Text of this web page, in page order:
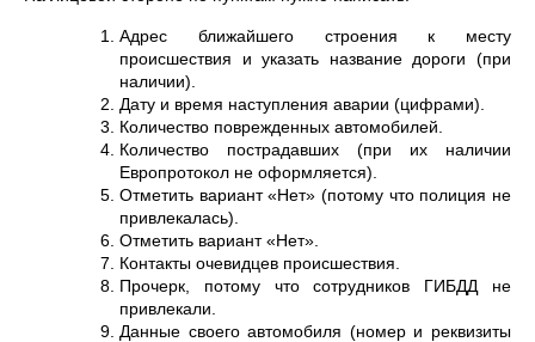
Адрес ближайшего строения к месту
происшествия и указать название дороги (при
наличии).
Дату и время наступления аварии (цифрами).
Количество поврежденных автомобилей.
Количество пострадавших (при их наличии
Европротокол не оформляется).
Отметить вариант «Нет» (потому что полиция не
привлекалась).
Отметить вариант «Нет».
Контакты очевидцев происшествия.
Прочерк, потому что сотрудников ГИБДД не
привлекали.
Данные своего автомобиля (номер и реквизиты